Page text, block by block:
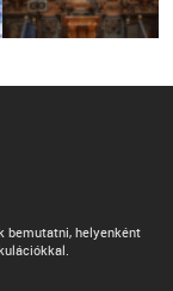
bemutatni, helyenként